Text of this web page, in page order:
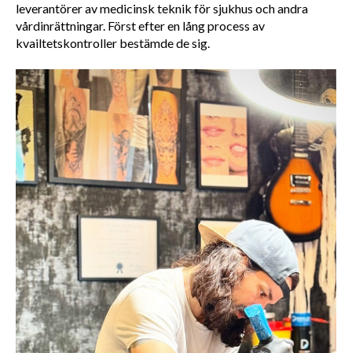
leverantörer av medicinsk teknik för sjukhus och andra
vårdinrättningar. Först efter en lång process av
kvailtetskontroller bestämde de sig.